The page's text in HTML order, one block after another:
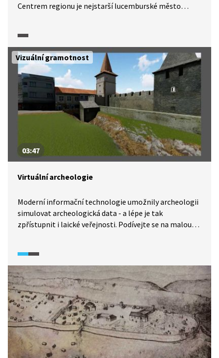
Centrem regionu je nejstarší lucemburské město
římské vily.
Vizuální gramotnost
03:47
Virtuální archeologie
Moderní informační technologie umožnily archeologii
simulovat archeologická data - a lépe je tak
zpřístupnit i laické veřejnosti. Podívejte se na malou